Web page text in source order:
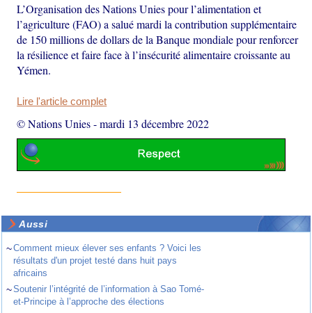
L’Organisation des Nations Unies pour l’alimentation et
l’agriculture (FAO) a salué mardi la contribution supplémentaire
de 150 millions de dollars de la Banque mondiale pour renforcer
la résilience et faire face à l’insécurité alimentaire croissante au
Yémen.
Lire l'article complet
© Nations Unies-mardi 13 décembre 2022
Aussi
~Comment mieux élever ses enfants ? Voici les
résultats d'un projet testé dans huit pays
africains
~Soutenir l’intégrité de l’information à Sao Tomé-
et-Principe à l’approche des élections